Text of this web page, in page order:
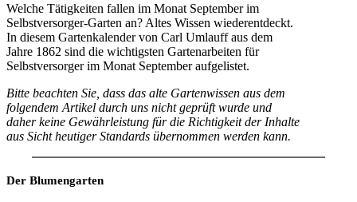
Welche Tätigkeiten fallen im Monat September im
Selbstversorger-Garten an? Altes Wissen wiederentdeckt.
In diesem Gartenkalender von Carl Umlauff aus dem
Jahre 1862 sind die wichtigsten Gartenarbeiten für
Selbstversorger im Monat September aufgelistet.
Bitte beachten Sie, dass das alte Gartenwissen aus dem
folgendem Artikel durch uns nicht geprüft wurde und
daher keine Gewährleistung für die Richtigkeit der Inhalte
aus Sicht heutiger Standards übernommen werden kann.
Der Blumengarten